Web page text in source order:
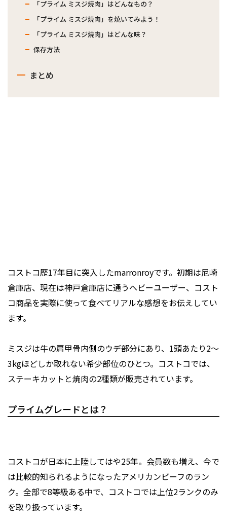
「プライム ミスジ焼肉」はどんなもの？
「プライム ミスジ焼肉」を焼いてみよう！
「プライム ミスジ焼肉」はどんな味？
保存方法
まとめ
コストコ歴17年目に突入したmarronroyです。初期は尼崎
倉庫店、現在は神戸倉庫店に通うヘビーユーザー、コスト
コ商品を実際に使って食べてリアルな感想をお伝えしてい
ます。
ミスジは牛の肩甲骨内側のウデ部分にあり、1頭あたり2～
3kgほどしか取れない希少部位のひとつ。コストコでは、
ステーキカットと焼肉の2種類が販売されています。
プライムグレードとは？
コストコが日本に上陸してはや25年。会員数も増え、今で
は比較的知られるようになったアメリカンビーフのラン
ク。全部で8等級ある中で、コストコでは上位2ランクのみ
を取り扱っています。